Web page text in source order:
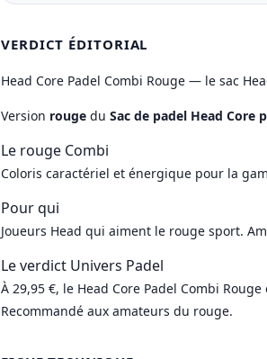
VERDICT ÉDITORIAL
Head Core Padel Combi Rouge — le sac
Version rouge du Sac de padel Head Core
Le rouge Combi
Coloris caractériel et énergique pour la
Pour qui
Joueurs Head qui aiment le rouge sport.
Le verdict Univers Padel
À 29,95 €, le Head Core Padel Combi
Recommandé aux amateurs du rouge.